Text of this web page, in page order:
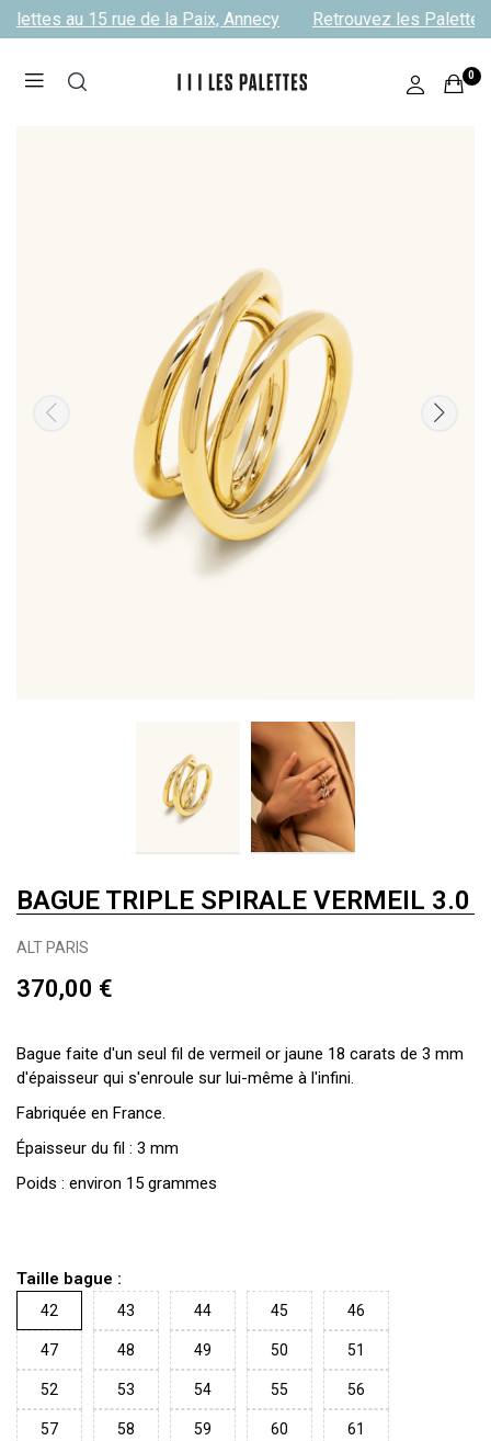
au 15 rue de la Paix, Annecy Retrouvez les Palettes
0
BAGUE TRIPLE SPIRALE VERMEIL 3.0
ALT PARIS
370,00 €
Bague faite d'un seul fil de vermeil or jaune 18 carats de 3 mm
d'épaisseur qui s'enroule sur lui-même à l'infini.
Fabriquée en France.
Épaisseur du fil : 3 mm
Poids : environ 15 grammes
Taille bague :
42 43 44 45 46
47 48 49 50 51
52 53 54 55 56
57 58 59 60 61